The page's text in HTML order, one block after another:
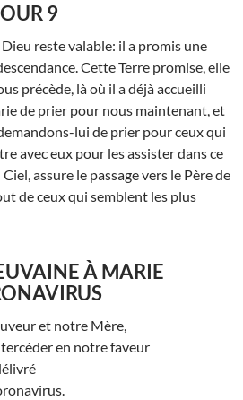
9
reste valable: il a promis une
Cette Terre promise, elle
précède, là où il a déjà accueilli
de prier pour nous maintenant, et
lui de prier pour ceux qui
avec eux pour les assister dans ce
assure le passage vers le Père de
de ceux qui semblent les plus
À MARIE
et notre Mère,
en notre faveur